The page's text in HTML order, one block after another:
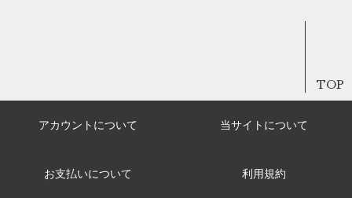
TOP
アカウントについて 当サイトについて
お支払いについて 利用規約